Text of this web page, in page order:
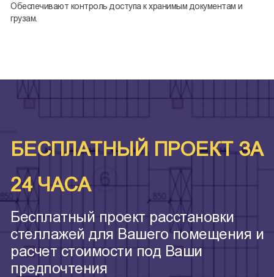
Обеспечивают контроль доступа к хранимым документам и
грузам.
БЕСПЛАТНЫЙ ПРОЕКТ ЗА
24 ЧАСА
Бесплатный проект расстановки
стеллажей для Вашего помещения и
расчет стоимости под Ваши
предпочтения